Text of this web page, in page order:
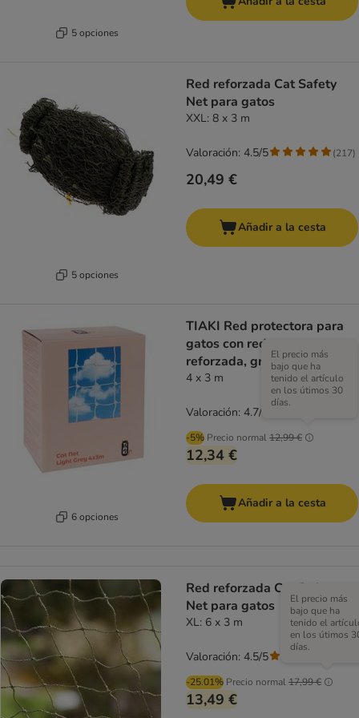
5 opciones
5 opciones
Red reforzada Cat Safety
Net para gatos
XXL: 8 x 3 m
20,49 €
Valoración: 4.5/5 (217)
Añadir a la cesta
6 opciones
TIAKI Red protectora para
gatos con red protectora
reforzada, gris claro
4 x 3 m
-5% Precio normal12,99 €
El precio más
bajo que ha
tenido el artículo
en los útimos 30
días.
12,34 €
Valoración: 4.7/5
Añadir a la cesta
Red reforzada Cat Safety
Net para gatos
XL: 6 x 3 m
-25.01% Precio normal17,99 €
El precio más
bajo que ha
tenido el
en los útimos
días.
13,49 €
Valoración: 4.5/5